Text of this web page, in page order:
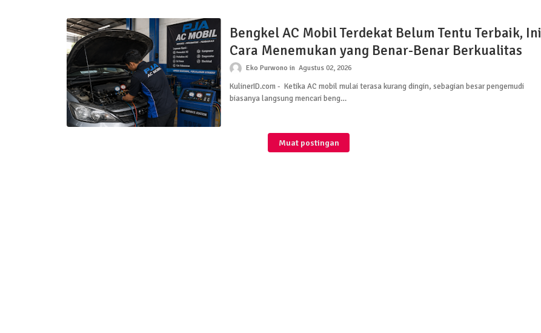
Bengkel AC Mobil Terdekat Belum Tentu Terbaik, Ini
Cara Menemukan yang Benar-Benar Berkualitas
Eko Purwono Agustus 02, 2026
KulinerID.com - Ketika AC mobil mulai terasa kurang dingin, sebagian besar pengemudi
biasanya langsung mencari beng…
Muat postingan